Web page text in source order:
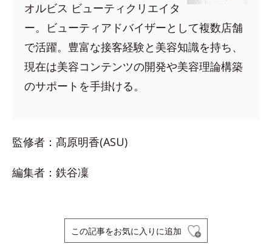
オルビス ビューティクリエイタ
ー。ビューティアドバイザーとして複数店舗
で活躍。豊富な接客経験と美容知識を持ち、
現在は美容コンテンツの開発や美容理論構築
のサポートを手掛ける。
監修者：髙原明香(ASU)
編集者：鉄谷凜
この記事をお気に入りに追加